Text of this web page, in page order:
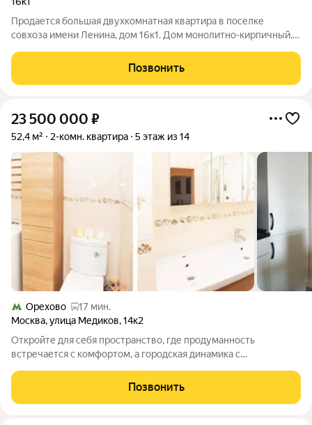
Продается большая двухкомнатная квартира в поселке
совхоза имени Ленина, дом 16к1. Дом монолитно-кирпичный,
качественный ремонт, паркетные полы, керамическая плитка.
Подогревы полов в санузле,
Позвонить
23 500 000 ₽
52,4 м² 2-комн. квартира 5 этаж из 14
Орехово
17 мин.
Москва,улица Медиков,14к2
Откройте для себя пространство, где продуманность
встречается с комфортом, а городская динамика с
мегаполиса. Здесь всё создано для того,
Позвонить